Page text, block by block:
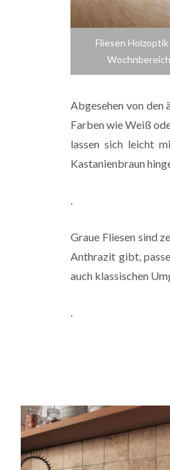
Fliesen
Wochnbereich
Abgesehen von den
Farben wie Weiß
lassen sich leicht
Kastanienbraun
.
Graue Fliesen sind
Anthrazit gibt,
auch klassischen
.